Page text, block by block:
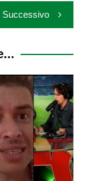
Successivo